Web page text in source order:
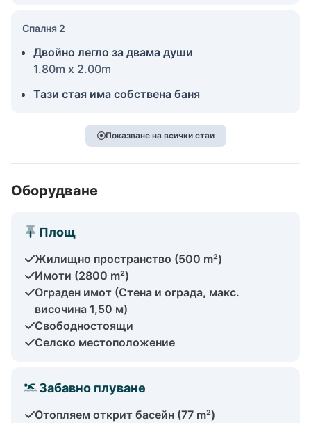
Спалня 2
Двойно легло за двама души
1.80m x 2.00m
Тази стая има собствена баня
Показване на всички стаи
Оборудване
Площ
Жилищно пространство (500 m²)
Имоти (2800 m²)
Ограден имот (Стена и ограда, макс.
височина 1,50 м)
Свободностоящи
Селско местоположение
Забавно плуване
Отопляем открит басейн (77 m²)